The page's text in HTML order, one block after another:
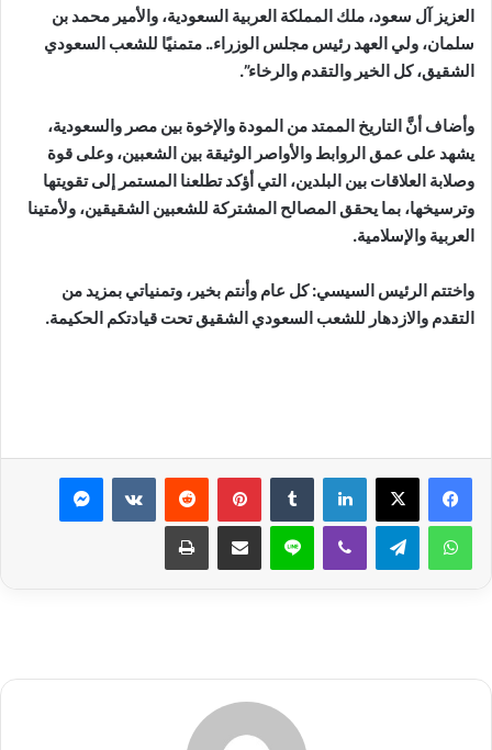
العزيز آل سعود، ملك المملكة العربية السعودية، والأمير محمد بن
سلمان، ولي العهد رئيس مجلس الوزراء.. متمنيًا للشعب السعودي
الشقيق، كل الخير والتقدم والرخاء”.
وأضاف أنَّ التاريخ الممتد من المودة والإخوة بين مصر والسعودية،
يشهد على عمق الروابط والأواصر الوثيقة بين الشعبين، وعلى قوة
وصلابة العلاقات بين البلدين، التي أؤكد تطلعنا المستمر إلى تقويتها
وترسيخها، بما يحقق المصالح المشتركة للشعبين الشقيقين، ولأمتينا
العربية والإسلامية.
واختتم الرئيس السيسي: كل عام وأنتم بخير، وتمنياتي بمزيد من
التقدم والازدهار للشعب السعودي الشقيق تحت قيادتكم الحكيمة.
لينكدإن بينتيريست ماسنجر
واتساب تيلقرام ڤايبر لاين مشاركة عبر البريد طباعة